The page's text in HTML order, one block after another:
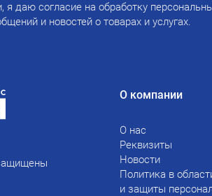
я даю согласие на обработку
и новостей о товарах и услугах.
О компании
О нас
Реквизиты
Новости
Политика в
и защиты